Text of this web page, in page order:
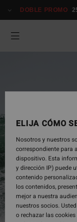
DOBLE PROMO
ELIJA CÓMO
Nosotros y nuestros
correspondiente para
dispositivo. Esta
y dirección IP) puede
contenido
los contenidos,
mejor a nuestra
nuestros socios.
o rechazar las